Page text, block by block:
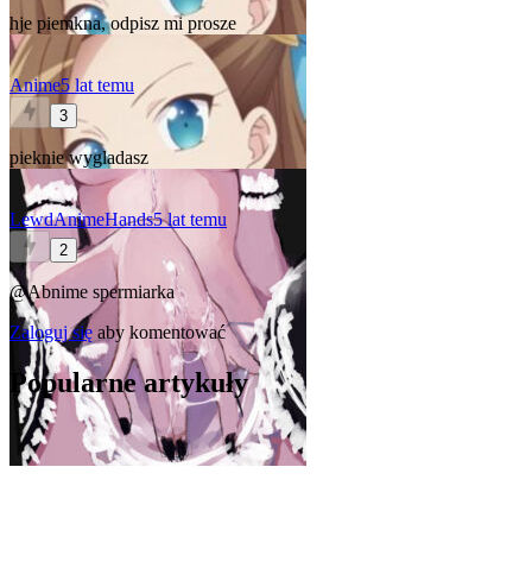
hje piemkna, odpisz mi prosze
Anime5 lat temu
3
pieknie wygladasz
LewdAnimeHands5 lat temu
2
@Abnime spermiarka
Zaloguj się aby komentować
Popularne artykuły